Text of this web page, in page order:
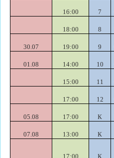
16:00 7
18:00 8
30.07 19:00 9
01.08 14:00 10
15:00 11
17:00 12
05.08 17:00 К
07.08 13:00 К
17:00 К